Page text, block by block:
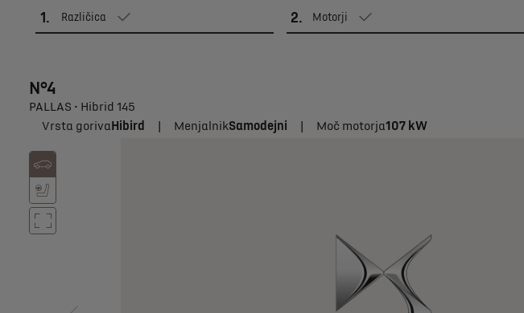
1 . Različica 2. Motorji
N°4
PALLAS • Hibrid 145
Vrsta gorivaHibird | MenjalnikSamodejni | Moč motorja107 kW